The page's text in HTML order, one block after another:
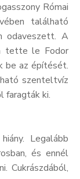
Római
található
odaveszett. A
tette le Fodor
be az építését.
szenteltvíz
faragták ki.
Legalább
és ennél
Cukrászdából,